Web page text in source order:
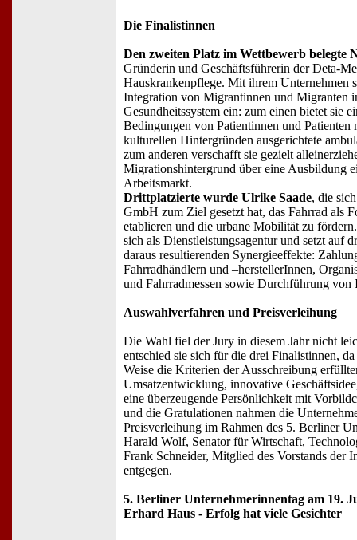
Die Finalistinnen
Den zweiten Platz im Wettbewerb belegte
Gründerin und Geschäftsführerin der Deta-
Hauskrankenpflege. Mit ihrem Unternehmen
Integration von Migrantinnen und Migranten
Gesundheitssystem ein: zum einen bietet sie
Bedingungen von Patientinnen und Patienten
kulturellen Hintergründen ausgerichtete
zum anderen verschafft sie gezielt
Migrationshintergrund über eine Ausbildung
Arbeitsmarkt.
Drittplatzierte wurde Ulrike Saade, die
GmbH zum Ziel gesetzt hat, das Fahrrad als
etablieren und die urbane Mobilität zu
sich als Dienstleistungsagentur und setzt auf
daraus resultierenden Synergieeffekte:
Fahrradhändlern und –herstellerInnen,
und Fahrradmessen sowie Durchführung von
Auswahlverfahren und Preisverleihung
Die Wahl fiel der Jury in diesem Jahr nicht
entschied sie sich für die drei Finalistinnen,
Weise die Kriterien der Ausschreibung
Umsatzentwicklung, innovative
eine überzeugende Persönlichkeit mit
und die Gratulationen nahmen die
Preisverleihung im Rahmen des 5. Berliner
Harald Wolf, Senator für Wirtschaft,
Frank Schneider, Mitglied des Vorstands der
entgegen.
5. Berliner Unternehmerinnentag am 19.
Erhard Haus - Erfolg hat viele Gesichter